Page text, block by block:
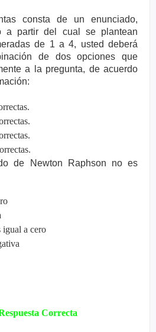
consta de un enunciado,
a partir del cual se plantean
de 1 a 4, usted deberá
de dos opciones que
a la pregunta, de acuerdo
de Newton Raphson no es
igual a cero
Correcta